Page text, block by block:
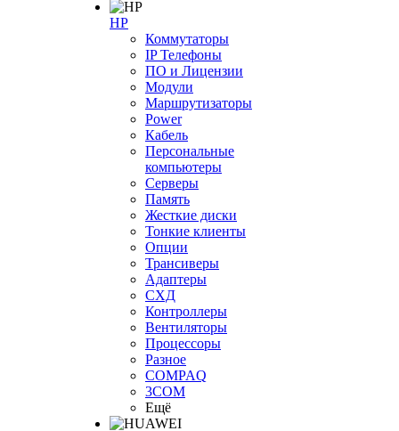
HP
Коммутаторы
IP Телефоны
ПО и Лицензии
Модули
Маршрутизаторы
Power
Кабель
Персональные
компьютеры
Серверы
Память
Жесткие диски
Тонкие клиенты
Опции
Трансиверы
Адаптеры
СХД
Контроллеры
Вентиляторы
Процессоры
Разное
COMPAQ
3COM
Ещё